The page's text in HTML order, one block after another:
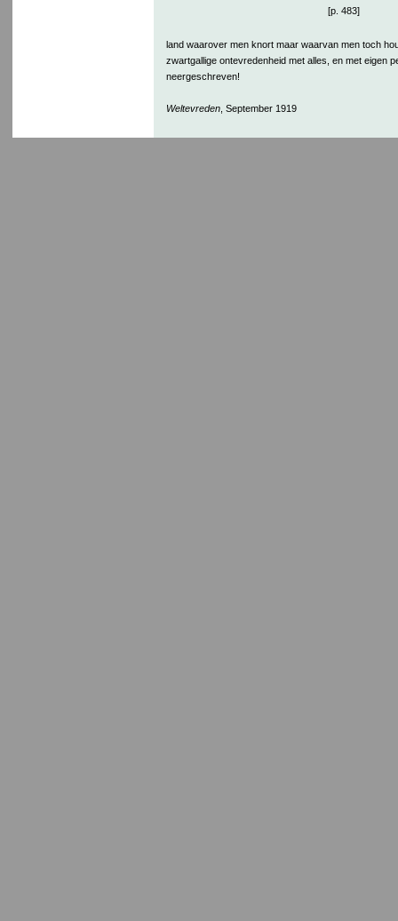
[p. 483]
land waarover men knort maar waarvan men toch
zwartgallige ontevredenheid met alles, en met eigen
neergeschreven!
Weltevreden, September 1919